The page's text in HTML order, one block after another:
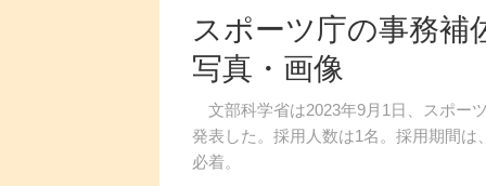
スポーツ庁の事務
写真・画像
文部科学省は2023年9月1日、スポー
発表した。採用人数は1名。採用期間は
必着。